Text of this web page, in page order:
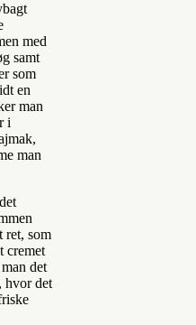
med
samt
som
en
man
i
man
ret, som
cremet
det
hvor det